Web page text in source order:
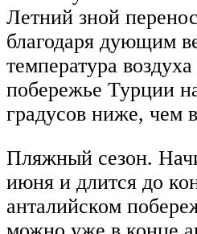
Летний зной
благодаря дующим
температура
побережье Турции
градусов ниже, чем
Пляжный сезон.
июня и длится до
анталийском